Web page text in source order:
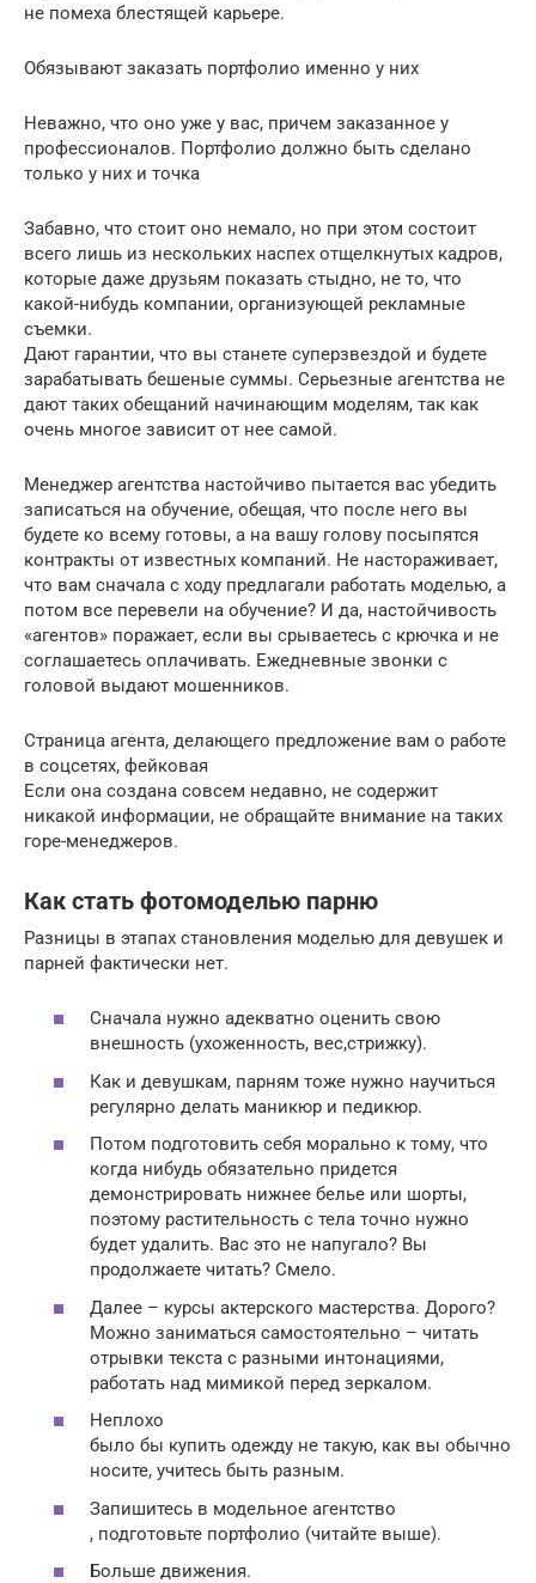
не помеха блестящей карьере.
Обязывают заказать портфолио именно у них
Неважно, что оно уже у вас, причем заказанное у
профессионалов. Портфолио должно быть сделано
только у них и точка
Забавно, что стоит оно немало, но при этом состоит
всего лишь из нескольких наспех отщелкнутых кадров,
которые даже друзьям показать стыдно, не то, что
какой-нибудь компании, организующей рекламные
съемки.
Дают гарантии, что вы станете суперзвездой и будете
зарабатывать бешеные суммы. Серьезные агентства не
дают таких обещаний начинающим моделям, так как
очень многое зависит от нее самой.
Менеджер агентства настойчиво пытается вас убедить
записаться на обучение, обещая, что после него вы
будете ко всему готовы, а на вашу голову посыпятся
контракты от известных компаний. Не настораживает,
что вам сначала с ходу предлагали работать моделью, а
потом все перевели на обучение? И да, настойчивость
«агентов» поражает, если вы срываетесь с крючка и не
соглашаетесь оплачивать. Ежедневные звонки с
головой выдают мошенников.
Страница агента, делающего предложение вам о работе
в соцсетях, фейковая
Если она создана совсем недавно, не содержит
никакой информации, не обращайте внимание на таких
горе-менеджеров.
Как стать фотомоделью парню
Разницы в этапах становления моделью для девушек и
парней фактически нет.
Сначала нужно адекватно оценить свою
внешность (ухоженность, вес,стрижку).
Как и девушкам, парням тоже нужно научиться
регулярно делать маникюр и педикюр.
Потом подготовить себя морально к тому, что
когда нибудь обязательно придется
демонстрировать нижнее белье или шорты,
поэтому растительность с тела точно нужно
будет удалить. Вас это не напугало? Вы
продолжаете читать? Смело.
Далее – курсы актерского мастерства. Дорого?
Можно заниматься самостоятельно – читать
отрывки текста с разными интонациями,
работать над мимикой перед зеркалом.
Неплохо
было бы купить одежду не такую, как вы обычно
носите, учитесь быть разным.
Запишитесь в модельное агентство
, подготовьте портфолио (читайте выше).
Больше движения.